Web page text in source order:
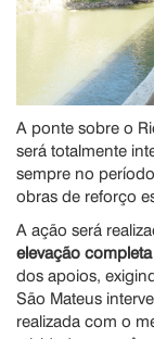
A ponte sobre o
será totalmente
sempre no
obras de reforço
A ação será
elevação
dos apoios,
São Mateus
realizada com o